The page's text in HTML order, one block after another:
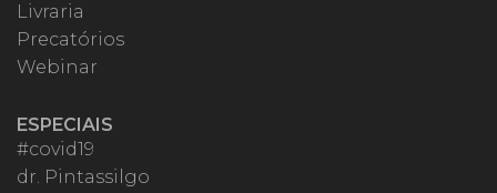
Livraria
Precatórios
Webinar
ESPECIAIS
#covid19
dr. Pintassilgo